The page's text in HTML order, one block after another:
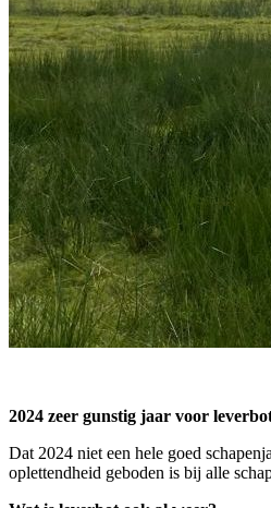
2024 zeer gunstig jaar voor
Dat 2024 niet een hele goed
oplettendheid geboden is bij alle